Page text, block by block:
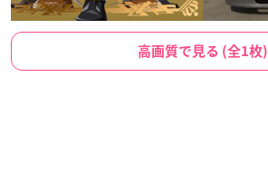
高画質で見る (全1枚)